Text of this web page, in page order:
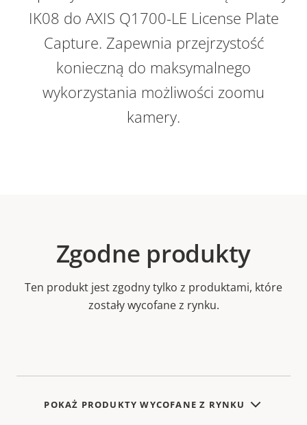
IK08 do AXIS Q1700-LE License Plate
Capture. Zapewnia przejrzystość
konieczną do maksymalnego
wykorzystania możliwości zoomu
kamery.
Zgodne produkty
Ten produkt jest zgodny tylko z produktami, które
zostały wycofane z rynku.
POKAŻ PRODUKTY WYCOFANE Z RYNKU